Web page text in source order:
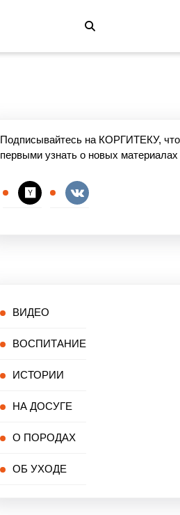
Подписывайтесь на КОРГИТЕКУ,
первыми узнать о новых материалах
ВИДЕО
ВОСПИТАНИЕ
ИСТОРИИ
НА ДОСУГЕ
О ПОРОДАХ
ОБ УХОДЕ